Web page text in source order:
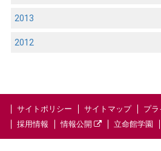
2013
2012
サイトポリシー サイトマップ
プ
採用情報
情報公開 立命館学園